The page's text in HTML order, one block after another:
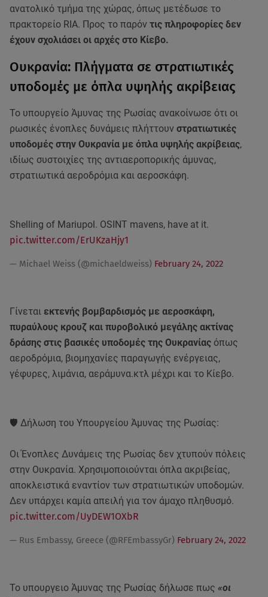
ανατολικό τμήμα της χώρας, όπως μετέδωσε το
πρακτορείο RIA. Προς το παρόν τις πληροφορίες δεν
έχουν σχολιάσει οι αρχές στο Κίεβο.
Ουκρανία: Πλήγματα σε στρατιωτικές
υποδομές με όπλα υψηλής ακρίβειας
Το υπουργείο Άμυνας της Ρωσίας ανακοίνωσε ότι οι
ρωσικές ένοπλες δυνάμεις πλήττουν στρατιωτικές
υποδομές στην Ουκρανία με όπλα υψηλής ακρίβειας,
ιδίως συστοιχίες της αντιαεροπορικής άμυνας,
στρατιωτικά αεροδρόμια και αεροσκάφη.
Shelling of Mariupol. OSINT mavens, have at it.
pic.twitter.com/ErUKzaHjy1
— Michael Weiss (@michaeldweiss) February 24, 2022
Γίνεται εκτενής βομβαρδισμός με αεροσκάφη,
πυραύλους κρουζ και πυροβολικό μεγάλης ακτίνας
δράσης στις βασικές υποδομές της Ουκρανίας όπως
αεροδρόμια, βιομηχανίες παραγωγής ενέργειας,
γέφυρες, λιμάνια, αεράμυνα.κτλ μέχρι και το Κίεβο.
🛡️ Δήλωση του Υπουργείου Άμυνας της Ρωσίας:
Οι Ένοπλες Δυνάμεις της Ρωσίας δεν χτυπούν πόλεις
στην Ουκρανία. Χρησιμοποιούνται όπλα ακριβείας,
αποκλειστικά εναντίον των στρατιωτικών υποδομών.
Δεν υπάρχει καμία απειλή για τον άμαχο πληθυσμό.
pic.twitter.com/UyDEW1OXbR
— Rus Embassy, Greece (@RFEmbassyGr) February 24, 2022
Το υπουργειο Άμυνας της Ρωσίας δήλωσε πως «οι